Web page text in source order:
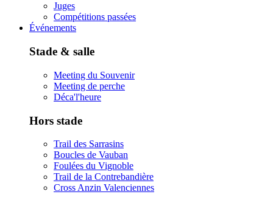
Juges
Compétitions passées
Événements
Stade & salle
Meeting du Souvenir
Meeting de perche
Déca'l'heure
Hors stade
Trail des Sarrasins
Boucles de Vauban
Foulées du Vignoble
Trail de la Contrebandière
Cross Anzin Valenciennes